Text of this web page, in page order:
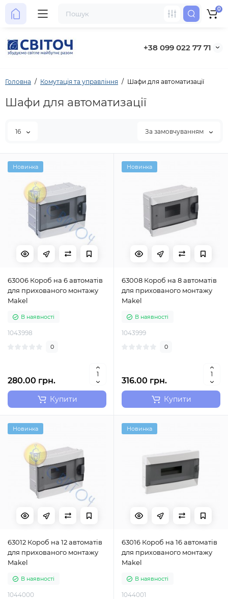
+38 099 022 77 71
0
Головна Комутація та управління Шафи для автоматизації
Шафи для автоматизації
16 За замовчуванням
Новинка
63006 Короб на 6 автоматів
для прихованого монтажу
Makel
В наявності
1043998
0
280.00 грн.
Купити
Новинка
63008 Короб на 8 автоматів
для прихованого монтажу
Makel
В наявності
1043999
0
316.00 грн.
Купити
Новинка
63012 Короб на 12 автоматів
для прихованого монтажу
Makel
В наявності
1044000
Новинка
63016 Короб на 16 автоматів
для прихованого монтажу
Makel
В наявності
1044001